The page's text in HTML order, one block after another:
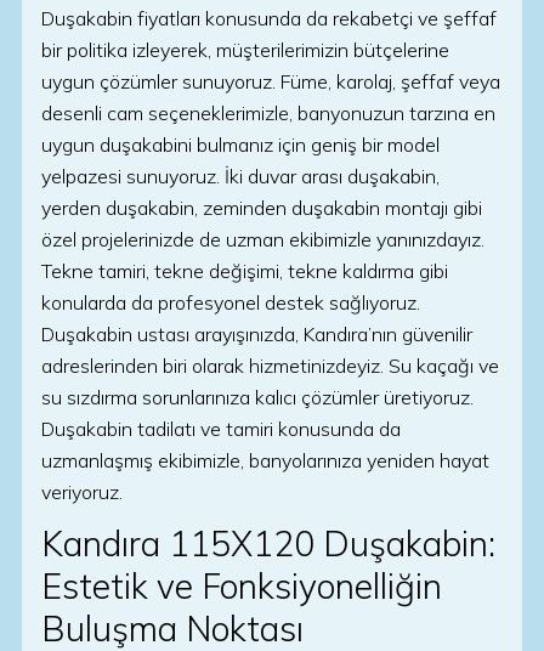
Duşakabin fiyatları konusunda da rekabetçi ve şeffaf
bir politika izleyerek, müşterilerimizin bütçelerine
uygun çözümler sunuyoruz. Füme, karolaj, şeffaf veya
desenli cam seçeneklerimizle, banyonuzun tarzına en
uygun duşakabini bulmanız için geniş bir model
yelpazesi sunuyoruz. İki duvar arası duşakabin,
yerden duşakabin, zeminden duşakabin montajı gibi
özel projelerinizde de uzman ekibimizle yanınızdayız.
Tekne tamiri, tekne değişimi, tekne kaldırma gibi
konularda da profesyonel destek sağlıyoruz.
Duşakabin ustası arayışınızda, Kandıra’nın güvenilir
adreslerinden biri olarak hizmetinizdeyiz. Su kaçağı ve
su sızdırma sorunlarınıza kalıcı çözümler üretiyoruz.
Duşakabin tadilatı ve tamiri konusunda da
uzmanlaşmış ekibimizle, banyolarınıza yeniden hayat
veriyoruz.
Kandıra 115X120 Duşakabin:
Estetik ve Fonksiyonelliğin
Buluşma Noktası